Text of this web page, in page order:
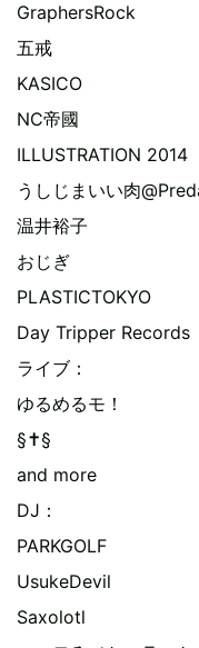
GraphersRock
五戒
KASICO
NC帝國
ILLUSTRATION 2014
うしじまいい肉
温井裕子
おじぎ
PLASTICTOKYO
Day Tripper Records
ライブ：
ゆるめるモ！
§✝§
and more
DJ：
PARKGOLF
UsukeDevil
Saxolotl